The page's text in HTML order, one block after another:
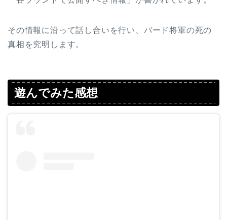
その情報に沿って話し合いを行い、バード将軍の死の
真相を究明します。
遊んでみた感想